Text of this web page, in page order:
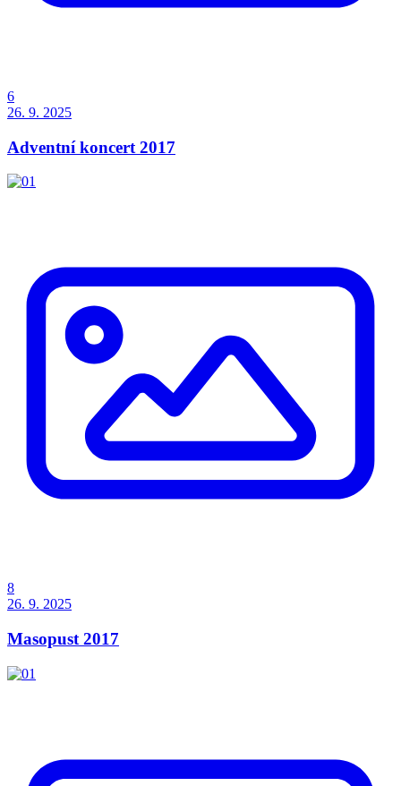
6
26. 9. 2025
Adventní koncert 2017
8
26. 9. 2025
Masopust 2017